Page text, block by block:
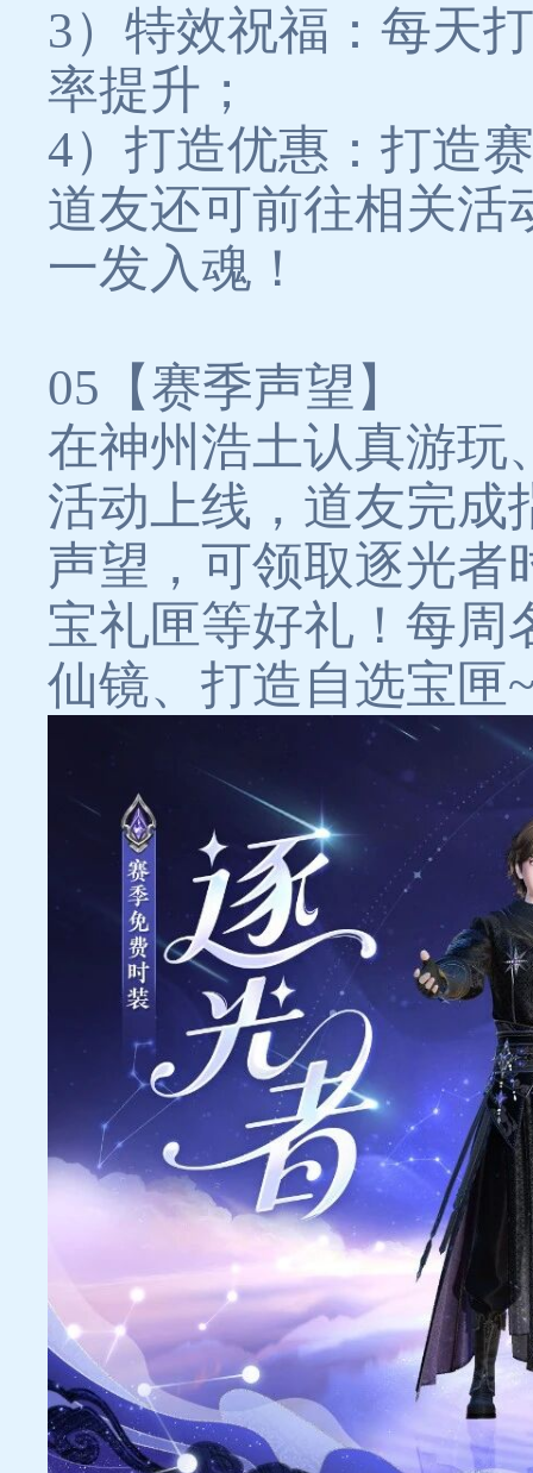
3）特效祝福：每天
率提升；
4）打造优惠：打造
道友还可前往相关活
一发入魂！
05【赛季声望】
在神州浩土认真游玩
活动上线，道友完成
声望，可领取逐光者
宝礼匣等好礼！每周
仙镜、打造自选宝匣